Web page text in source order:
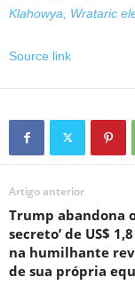
Klahowya, Wrataric
Source link
Artigo anterior
Trump abandona
secreto’ de US$
na humilhante
de sua própria